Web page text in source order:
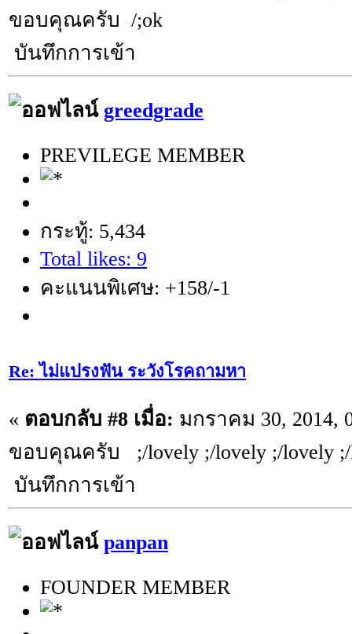
ขอบคุณครับ /;ok
บันทึกการเข้า
greedgrade
PREVILEGE MEMBER
กระทู้: 5,434
Total likes: 9
คะแนนพิเศษ: +158/-1
Re: ไม่แปรงฟัน ระวังโรคถามหา
« ตอบกลับ #8 เมื่อ: มกราคม 30, 2014,
ขอบคุณครับ ;/lovely ;/lovely ;/lovely ;/
บันทึกการเข้า
panpan
FOUNDER MEMBER